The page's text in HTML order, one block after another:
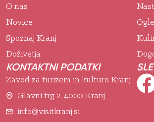
O nas
Novice
Spoznaj Kranj
Doživetja
KONTAKTNI PODATKI
Zavod za turizem in kulturo Kranj
Glavni trg 2, 4000 Kranj
info@visitkranj.si